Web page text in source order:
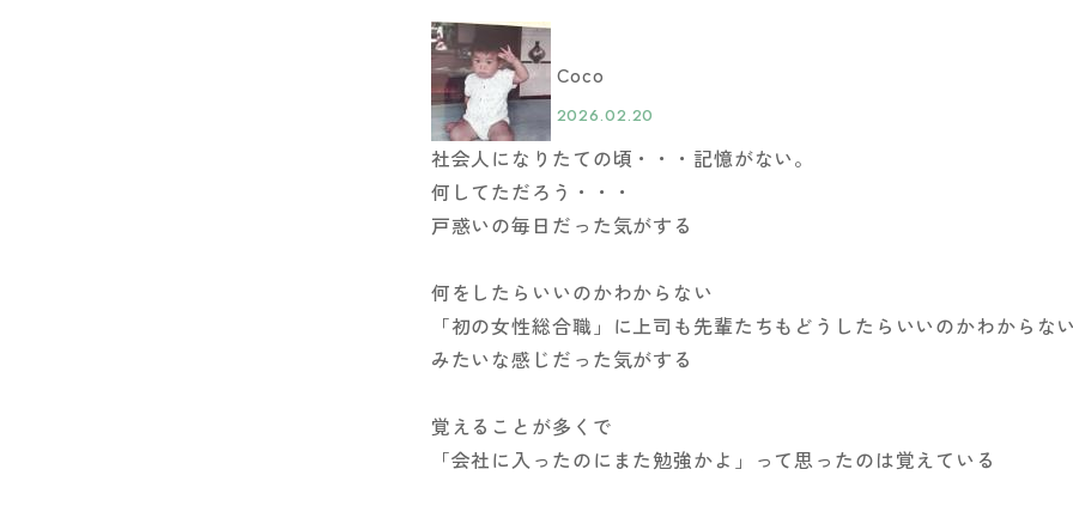
Coco
2026.02.20
社会人になりたての頃・・・記憶がない。
何してただろう・・・
戸惑いの毎日だった気がする
何をしたらいいのかわからない
「初の女性総合職」に上司も先輩たちもどうしたらいいのかわからない
みたいな感じだった気がする
覚えることが多くで
「会社に入ったのにまた勉強かよ」って思ったのは覚えている